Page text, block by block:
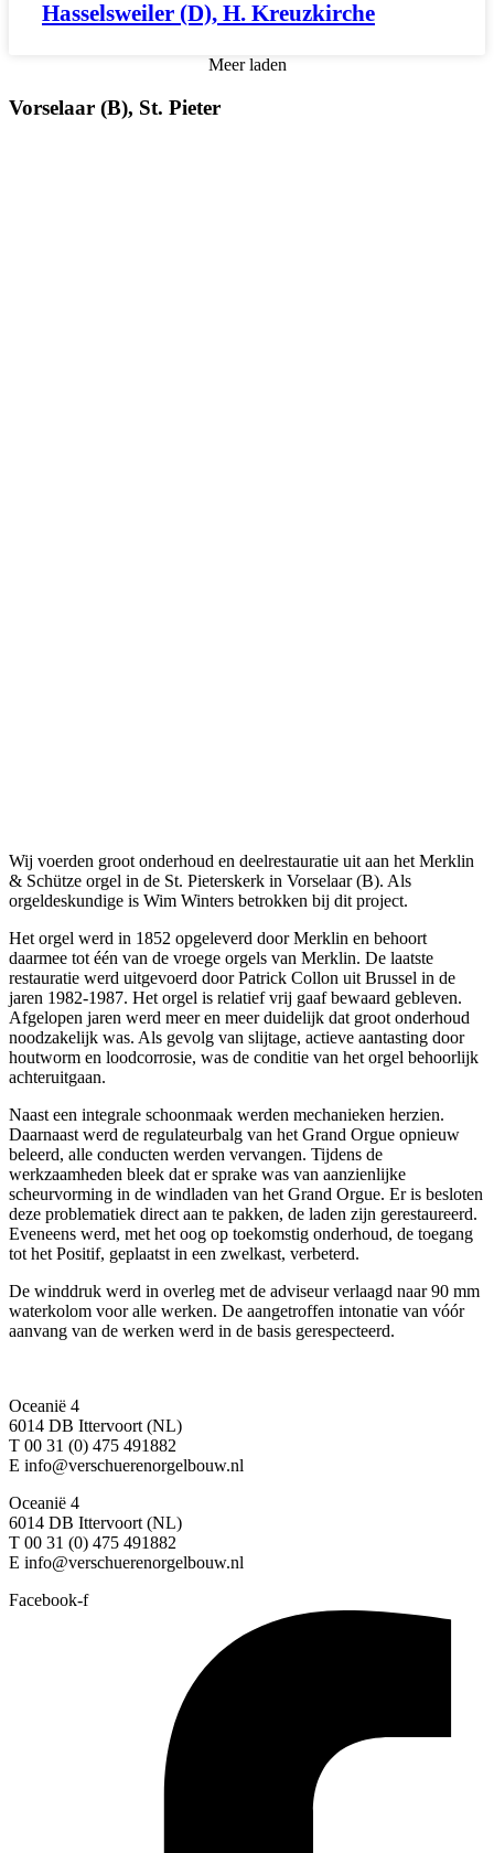
Hasselsweiler (D), H. Kreuzkirche
Meer laden
Vorselaar (B), St. Pieter
Wij voerden groot onderhoud en deelrestauratie uit aan het Merklin
& Schütze orgel in de St. Pieterskerk in Vorselaar (B). Als
orgeldeskundige is Wim Winters betrokken bij dit project.
Het orgel werd in 1852 opgeleverd door Merklin en behoort
daarmee tot één van de vroege orgels van Merklin. De laatste
restauratie werd uitgevoerd door Patrick Collon uit Brussel in de
jaren 1982-1987. Het orgel is relatief vrij gaaf bewaard gebleven.
Afgelopen jaren werd meer en meer duidelijk dat groot onderhoud
noodzakelijk was. Als gevolg van slijtage, actieve aantasting door
houtworm en loodcorrosie, was de conditie van het orgel behoorlijk
achteruitgaan.
Naast een integrale schoonmaak werden mechanieken herzien.
Daarnaast werd de regulateurbalg van het Grand Orgue opnieuw
beleerd, alle conducten werden vervangen. Tijdens de
werkzaamheden bleek dat er sprake was van aanzienlijke
scheurvorming in de windladen van het Grand Orgue. Er is besloten
deze problematiek direct aan te pakken, de laden zijn gerestaureerd.
Eveneens werd, met het oog op toekomstig onderhoud, de toegang
tot het Positif, geplaatst in een zwelkast, verbeterd.
De winddruk werd in overleg met de adviseur verlaagd naar 90 mm
waterkolom voor alle werken. De aangetroffen intonatie van vóór
aanvang van de werken werd in de basis gerespecteerd.
Oceanië 4
6014 DB Ittervoort (NL)
T 00 31 (0) 475 491882
E info@verschuerenorgelbouw.nl
Oceanië 4
6014 DB Ittervoort (NL)
T 00 31 (0) 475 491882
E info@verschuerenorgelbouw.nl
Facebook-f